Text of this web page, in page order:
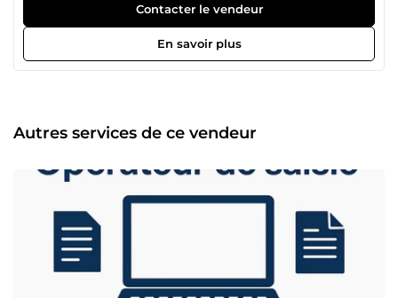
Contacter le vendeur
En savoir plus
Autres services de ce vendeur